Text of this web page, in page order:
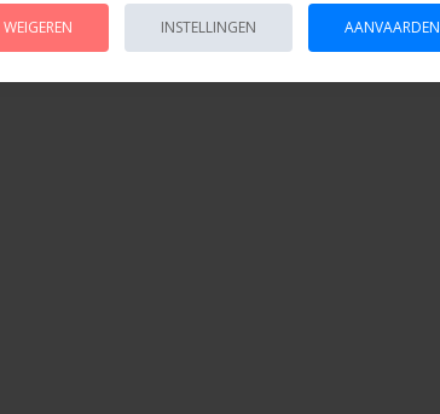
WEIGEREN INSTELLINGEN AANVAARDEN